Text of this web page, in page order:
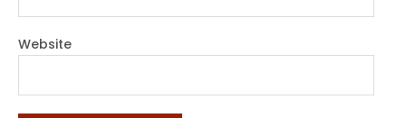
Website